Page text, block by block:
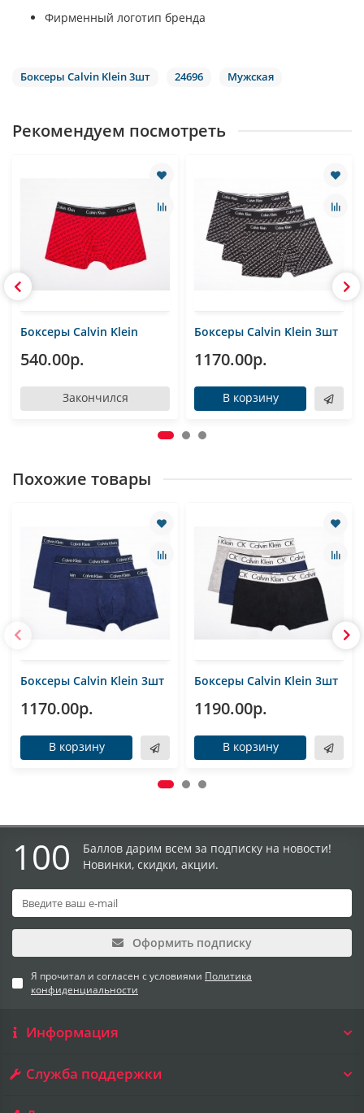
Фирменный логотип бренда
Боксеры Calvin Klein 3шт 24696 Мужская
Рекомендуем посмотреть
Боксеры Calvin Klein
540.00р.
Закончился
Боксеры Calvin Klein 3шт
1170.00р.
В корзину
Похожие товары
Боксеры Calvin Klein 3шт
1170.00р.
В корзину
Боксеры Calvin Klein 3шт
1190.00р.
В корзину
100
Баллов дарим всем за подписку на новости!
Новинки, скидки, акции.
Оформить подписку
Я прочитал и согласен с условиями Политика
конфиденциальности
Информация
Служба поддержки